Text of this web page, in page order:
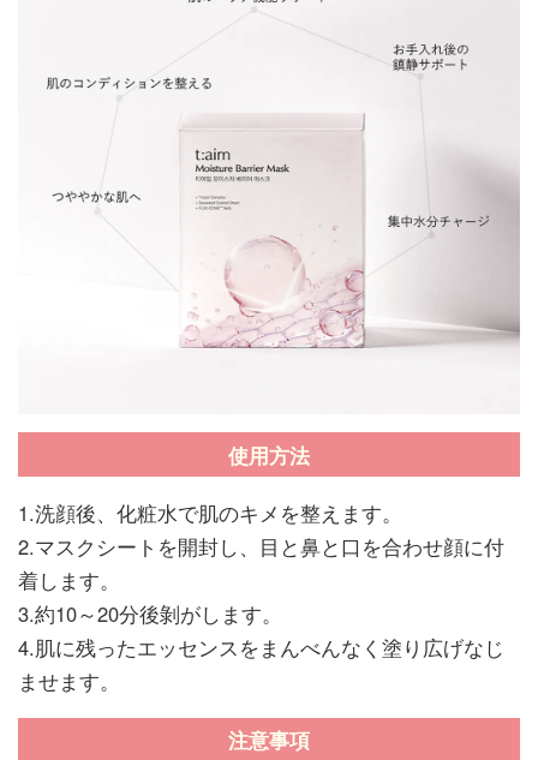
使用方法
1.洗顔後、化粧水で肌のキメを整えます。
2.マスクシートを開封し、目と鼻と口を合わせ顔に付
着します。
3.約10～20分後剝がします。
4.肌に残ったエッセンスをまんべんなく塗り広げなじ
ませます。
注意事項